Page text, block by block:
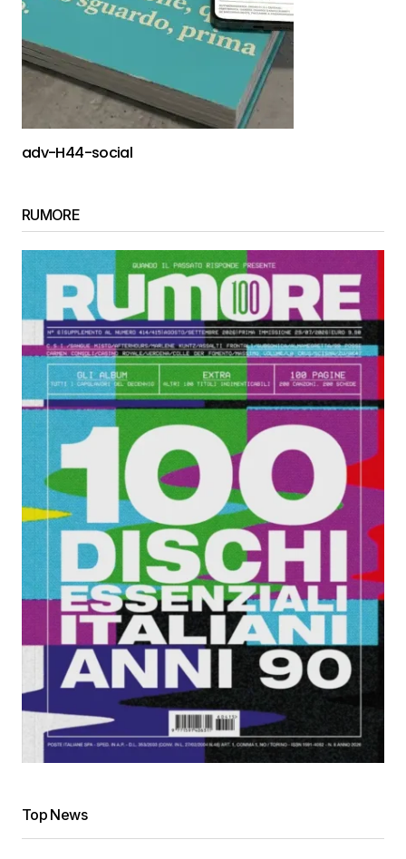
adv-H44-social
RUMORE
Top News